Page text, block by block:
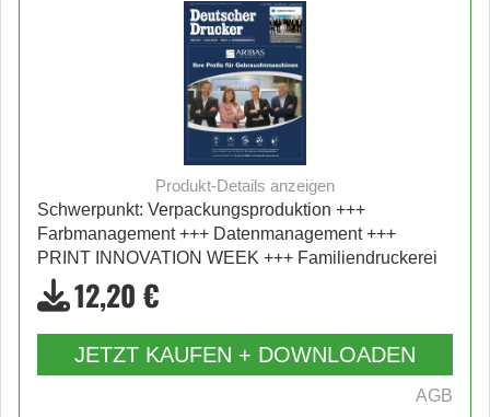
Produkt-Details anzeigen
Schwerpunkt: Verpackungsproduktion +++
Farbmanagement +++ Datenmanagement +++
PRINT INNOVATION WEEK +++ Familiendruckerei
12,20 €
JETZT KAUFEN + DOWNLOADEN
AGB